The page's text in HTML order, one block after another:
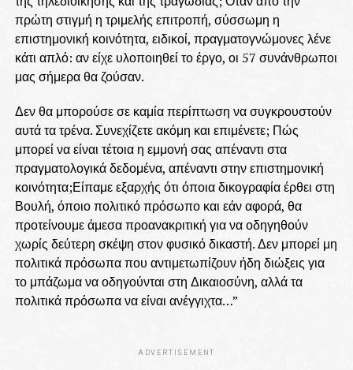
πρώτη στιγμή η τριμελής επιτροπή, σύσσωμη η
επιστημονική κοινότητα, ειδικοί, πραγματογνώμονες λένε
κάτι απλό: αν είχε υλοποιηθεί το έργο, οι 57 συνάνθρωποι
μας σήμερα θα ζούσαν.
Δεν θα μπορούσε σε καμία περίπτωση να συγκρουστούν
αυτά τα τρένα. Συνεχίζετε ακόμη και επιμένετε; Πώς
μπορεί να είναι τέτοια η εμμονή σας απέναντι στα
πραγματολογικά δεδομένα, απέναντι στην επιστημονική
κοινότητα;Είπαμε εξαρχής ότι όποια δικογραφία έρθει στη
Βουλή, όποιο πολιτικό πρόσωπο και εάν αφορά, θα
προτείνουμε άμεσα προανακριτική για να οδηγηθούν
χωρίς δεύτερη σκέψη στον φυσικό δικαστή. Δεν μπορεί μη
πολιτικά πρόσωπα που αντιμετωπίζουν ήδη διώξεις για
το μπάζωμα να οδηγούνται στη Δικαιοσύνη, αλλά τα
πολιτικά πρόσωπα να είναι ανέγγιχτα…”
ADVERTISEMENT